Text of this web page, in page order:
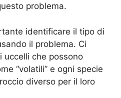
problema.
identificare il tipo di
il problema. Ci
uccelli che possono
“volatili” e ogni specie
diverso per il loro